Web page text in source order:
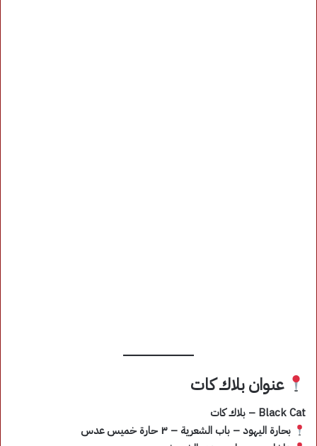
عنوان بلاك كات
Black Cat – بلاك كات
بحارة اليهود – باب الشعرية – ٣ حارة خميس عدس